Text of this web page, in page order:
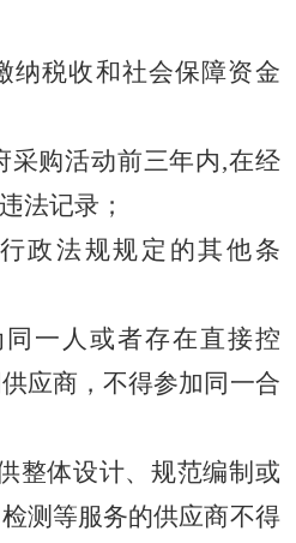
纳税收和社会保障资金
采购活动前三年内,在经
法记录；
政法规规定的其他条
一人或者存在直接控
应商，不得参加同一合
整体设计、规范编制或
测等服务的供应商不得